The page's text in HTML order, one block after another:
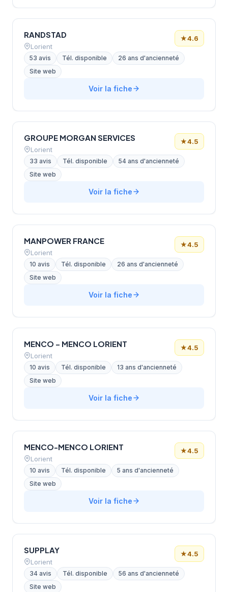
RANDSTAD
Lorient
★4.6
53 avis Tél. disponible
26 ans d'ancienneté
Site web
Voir la fiche
GROUPE MORGAN SERVICES
Lorient
★4.5
33 avis Tél. disponible
54 ans d'ancienneté
Site web
Voir la fiche
MANPOWER FRANCE
Lorient
★4.5
10 avis Tél. disponible
26 ans d'ancienneté
Site web
Voir la fiche
MENCO – MENCO LORIENT
Lorient
★4.5
10 avis Tél. disponible
13 ans d'ancienneté
Site web
Voir la fiche
MENCO-MENCO LORIENT
Lorient
★4.5
10 avis Tél. disponible
5 ans d'ancienneté
Site web
Voir la fiche
SUPPLAY
Lorient
★4.5
34 avis Tél. disponible
56 ans d'ancienneté
Site web